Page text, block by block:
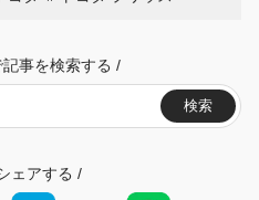
事を検索する /
検索
ェアする /